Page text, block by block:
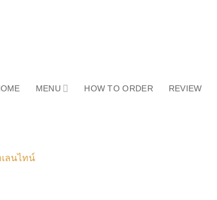
MENU HOW TO ORDER REVIEW